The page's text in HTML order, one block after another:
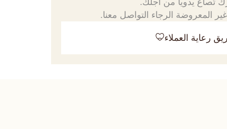
تُصاغ يدويا من اجلك.
المعروضة الرجاء التواصل معنا.
رعاية العملاء